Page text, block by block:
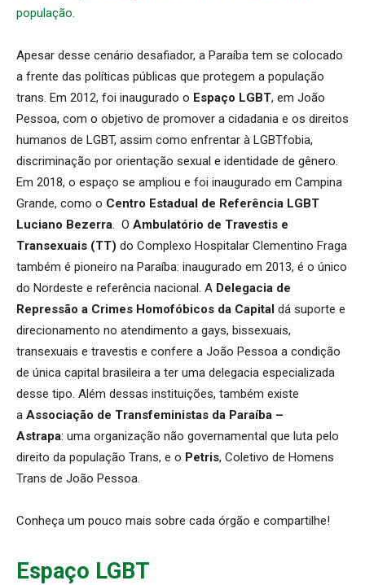
população.
Apesar desse cenário desafiador, a Paraíba tem se colocado
a frente das políticas públicas que protegem a população
trans. Em 2012, foi inaugurado o Espaço LGBT, em João
Pessoa, com o objetivo de promover a cidadania e os direitos
humanos de LGBT, assim como enfrentar à LGBTfobia,
discriminação por orientação sexual e identidade de gênero.
Em 2018, o espaço se ampliou e foi inaugurado em Campina
Grande, como o Centro Estadual de Referência LGBT
Luciano Bezerra. O Ambulatório de Travestis e
Transexuais (TT) do Complexo Hospitalar Clementino Fraga
também é pioneiro na Paraíba: inaugurado em 2013, é o único
do Nordeste e referência nacional. A Delegacia de
Repressão a Crimes Homofóbicos da Capital dá suporte e
direcionamento no atendimento a gays, bissexuais,
transexuais e travestis e confere a João Pessoa a condição
de única capital brasileira a ter uma delegacia especializada
desse tipo. Além dessas instituições, também existe
a Associação de Transfeministas da Paraíba –
Astrapa: uma organização não governamental que luta pelo
direito da população Trans, e o Petris, Coletivo de Homens
Trans de João Pessoa.
Conheça um pouco mais sobre cada órgão e compartilhe!
Espaço LGBT